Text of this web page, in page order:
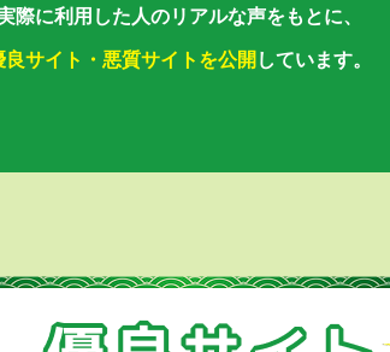
際に利用した人のリアルな声をもとに、
良サイト・悪質サイトを公開しています。